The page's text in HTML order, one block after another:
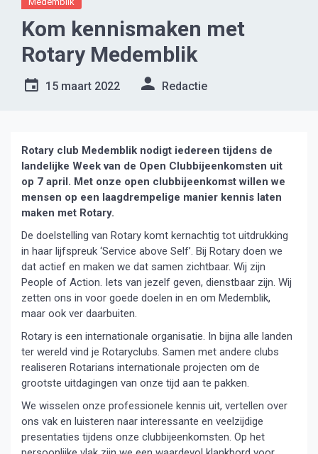
Kom kennismaken met
Rotary Medemblik
15 maart 2022 Redactie
Rotary club Medemblik nodigt iedereen tijdens de
landelijke Week van de Open Clubbijeenkomsten uit
op 7 april. Met onze open clubbijeenkomst willen we
mensen op een laagdrempelige manier kennis laten
maken met Rotary.
De doelstelling van Rotary komt kernachtig tot uitdrukking
in haar lijfspreuk ‘Service above Self’. Bij Rotary doen we
dat actief en maken we dat samen zichtbaar. Wij zijn
People of Action. Iets van jezelf geven, dienstbaar zijn. Wij
zetten ons in voor goede doelen in en om Medemblik,
maar ook ver daarbuiten.
Rotary is een internationale organisatie. In bijna alle landen
ter wereld vind je Rotaryclubs. Samen met andere clubs
realiseren Rotarians internationale projecten om de
grootste uitdagingen van onze tijd aan te pakken.
We wisselen onze professionele kennis uit, vertellen over
ons vak en luisteren naar interessante en veelzijdige
presentaties tijdens onze clubbijeenkomsten. Op het